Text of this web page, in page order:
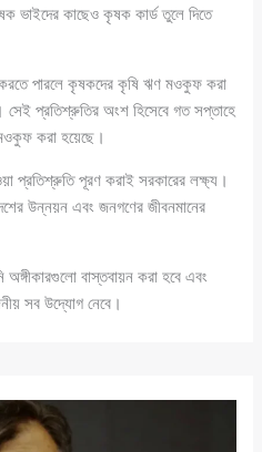
ভাইদের কাছেও কৃষক কার্ড তুলে দিতে
পারলে কৃষকদের কৃষি ঋণ মওকুফ করা
প্রতিশ্রুতির অংশ হিসেবে গত সপ্তাহে
করা হয়েছে।
প্রতিশ্রুতি পূরণ করাই সরকারের লক্ষ্য।
উন্নয়ন এবং জনগণের জীবনমানের
অঙ্গীকারগুলো বাস্তবায়ন করা হবে এবং
সব উদ্যোগ নেবে।